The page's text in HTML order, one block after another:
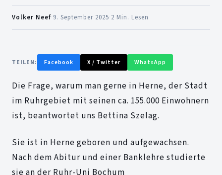
Volker Neef 9. September 2025 2 Min. Lesen
TEILEN: Facebook X / Twitter WhatsApp
Die Frage, warum man gerne in Herne, der Stadt
im Ruhrgebiet mit seinen ca. 155.000 Einwohnern
ist, beantwortet uns Bettina Szelag.
Sie ist in Herne geboren und aufgewachsen.
Nach dem Abitur und einer Banklehre studierte
sie an der Ruhr-Uni Bochum